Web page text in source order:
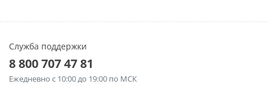
Служба поддержки
8 800 707 47 81
Ежедневно с 10:00 до 19:00 по МСК